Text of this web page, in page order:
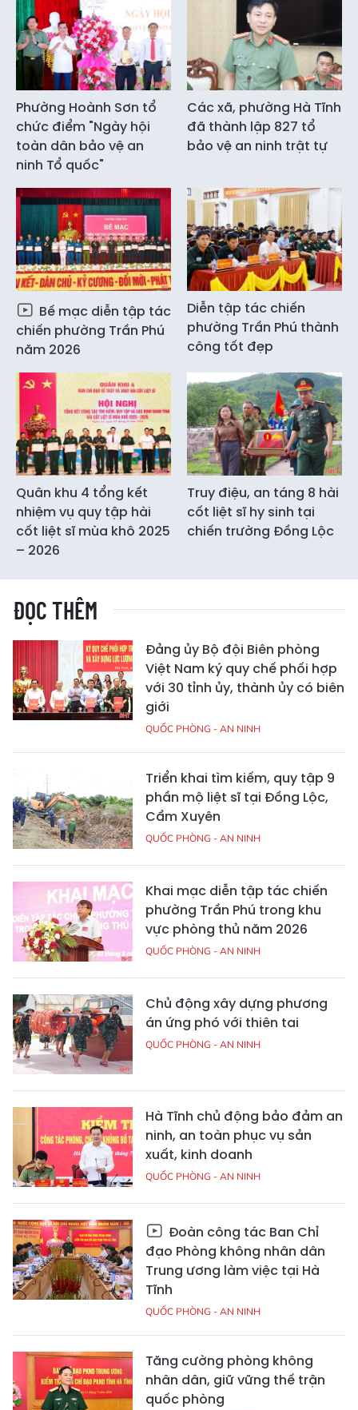
Phường Hoành Sơn tổ
chức điểm "Ngày hội
toàn dân bảo vệ an
ninh Tổ quốc"
Các xã, phường Hà Tĩnh
đã thành lập 827 tổ
bảo vệ an ninh trật tự
Bế mạc diễn tập tác
chiến phường Trần Phú
năm 2026
Diễn tập tác chiến
phường Trần Phú thành
công tốt đẹp
Quân khu 4 tổng kết
nhiệm vụ quy tập hài
cốt liệt sĩ mùa khô 2025
– 2026
Truy điệu, an táng 8 hài
cốt liệt sĩ hy sinh tại
chiến trường Đồng Lộc
ĐỌC THÊM
Đảng ủy Bộ đội Biên phòng
Việt Nam ký quy chế phối hợp
với 30 tỉnh ủy, thành ủy có biên
giới
QUỐC PHÒNG - AN NINH
Triển khai tìm kiếm, quy tập 9
phần mộ liệt sĩ tại Đồng Lộc,
Cẩm Xuyên
QUỐC PHÒNG - AN NINH
Khai mạc diễn tập tác chiến
phường Trần Phú trong khu
vực phòng thủ năm 2026
QUỐC PHÒNG - AN NINH
Chủ động xây dựng phương
án ứng phó với thiên tai
QUỐC PHÒNG - AN NINH
Hà Tĩnh chủ động bảo đảm an
ninh, an toàn phục vụ sản
xuất, kinh doanh
QUỐC PHÒNG - AN NINH
Đoàn công tác Ban Chỉ
đạo Phòng không nhân dân
Trung ương làm việc tại Hà
Tĩnh
QUỐC PHÒNG - AN NINH
Tăng cường phòng không
nhân dân, giữ vững thế trận
quốc phòng